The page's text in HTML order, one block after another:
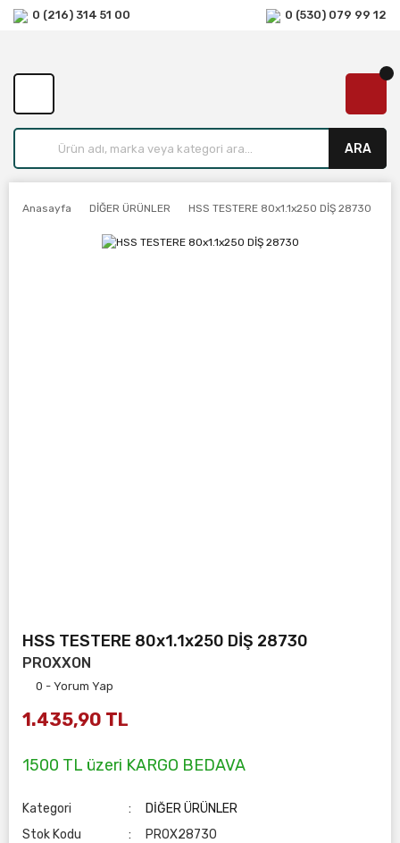
0 (216) 314 51 00 0 (530) 079 99 12
ARA
Anasayfa DİĞER ÜRÜNLER HSS TESTERE 80x1.1x250 DİŞ 28730
HSS TESTERE 80x1.1x250 DİŞ 28730
PROXXON
0 - Yorum Yap
1.435,90 TL
1500 TL üzeri KARGO BEDAVA
Kategori
DİĞER ÜRÜNLER
Stok Kodu
PROX28730